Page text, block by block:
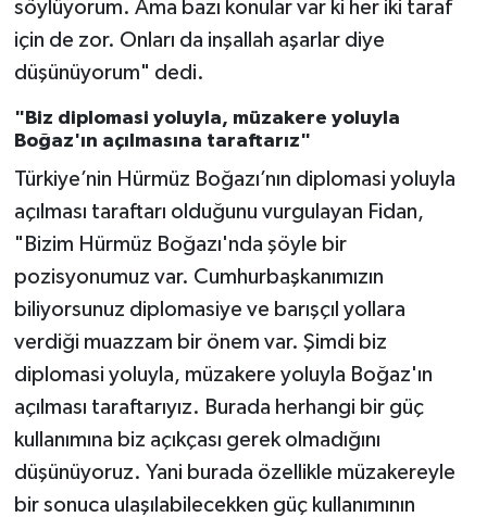
söylüyorum. Ama bazı konular var ki her iki taraf
için de zor. Onları da inşallah aşarlar diye
düşünüyorum" dedi.
"Biz diplomasi yoluyla, müzakere yoluyla
Boğaz'ın açılmasına taraftarız"
Türkiye’nin Hürmüz Boğazı’nın diplomasi yoluyla
açılması taraftarı olduğunu vurgulayan Fidan,
"Bizim Hürmüz Boğazı'nda şöyle bir
pozisyonumuz var. Cumhurbaşkanımızın
biliyorsunuz diplomasiye ve barışçıl yollara
verdiği muazzam bir önem var. Şimdi biz
diplomasi yoluyla, müzakere yoluyla Boğaz'ın
açılması taraftarıyız. Burada herhangi bir güç
kullanımına biz açıkçası gerek olmadığını
düşünüyoruz. Yani burada özellikle müzakereyle
bir sonuca ulaşılabilecekken güç kullanımının